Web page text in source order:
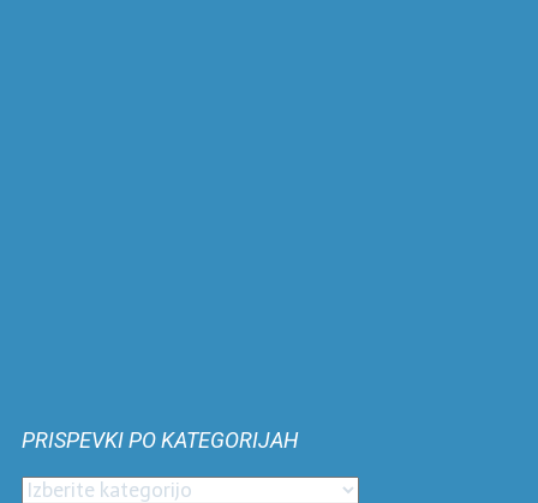
PRISPEVKI PO KATEGORIJAH
Prispevki